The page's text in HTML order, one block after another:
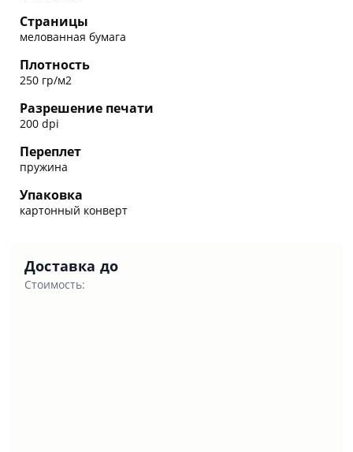
Страницы
мелованная бумага
Плотность
250 гр/м2
Разрешение печати
200 dpi
Переплет
пружина
Упаковка
картонный конверт
Доставка до
Стоимость: